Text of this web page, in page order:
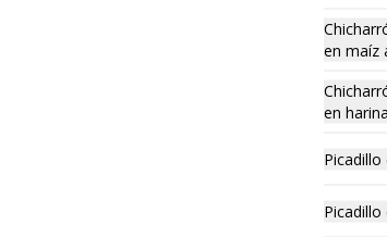
en maíz
en harina
Picadillo